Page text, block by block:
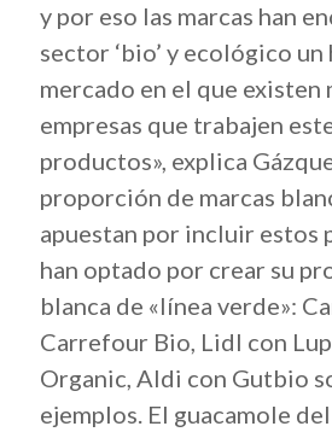
y por eso las marcas han
sector ‘bio’ y ecológico un
mercado en el que existen
empresas que trabajen
productos», explica
proporción de marcas
apuestan por incluir estos
han optado por crear su
blanca de «línea verde»:
Carrefour Bio, Lidl con
Organic, Aldi con Gutbio
ejemplos. El guacamole